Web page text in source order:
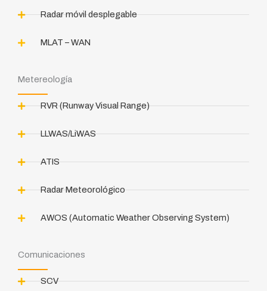
Radar móvil desplegable
MLAT – WAN
Metereología
RVR (Runway Visual Range)
LLWAS/LiWAS
ATIS
Radar Meteorológico
AWOS (Automatic Weather Observing System)
Comunicaciones
SCV